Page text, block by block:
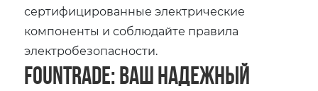
сертифицированные электрические
компоненты и соблюдайте правила
электробезопасности.
Fountrade: Ваш надежный